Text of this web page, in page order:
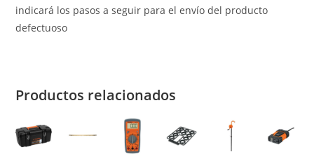
indicará los pasos a seguir para el envío del producto
defectuoso
Productos relacionados